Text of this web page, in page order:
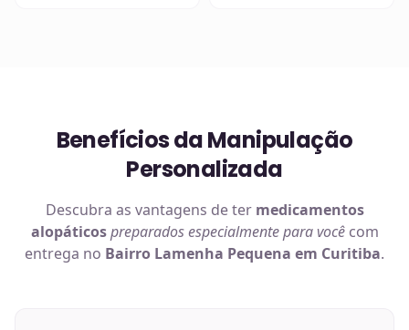
Benefícios da Manipulação
Personalizada
Descubra as vantagens de ter medicamentos
alopáticos preparados especialmente para vocêcom
entrega no Bairro Lamenha Pequena em Curitiba.